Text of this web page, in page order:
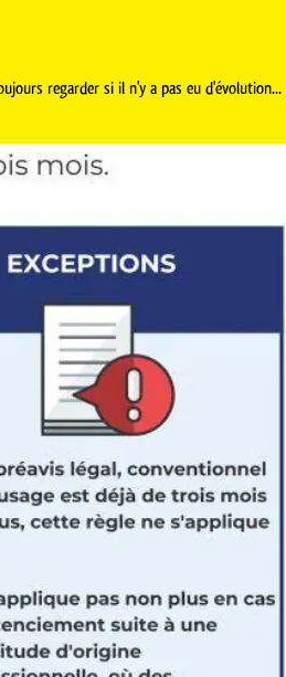
regarder si il n'y a pas eu d'évolution...